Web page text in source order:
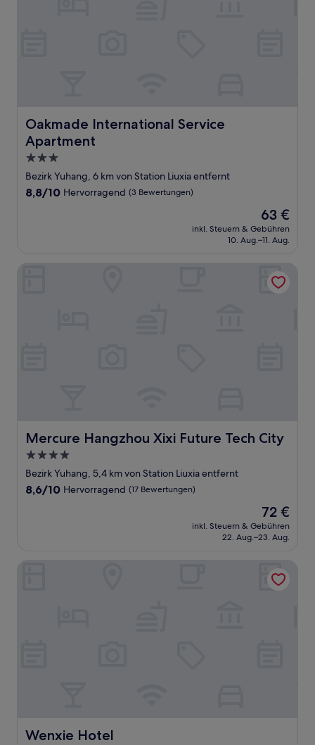
Oakmade International Service
Apartment
Oakmade International Service Apartment
3.0-
Sterne-
Unterkunft
Bezirk Yuhang, 6 km von Station Liuxia entfernt
8.8
8,8/10 Hervorragend (3 Bewertungen)
Der
Preis
beträgt
63 €
inkl. Steuern & Gebühren
10. Aug.–11. Aug.
Mercure Hangzhou Xixi Future Tech City
Mercure Hangzhou Xixi Future Tech City
4.0-
Sterne-
Unterkunft
Bezirk Yuhang, 5,4 km von Station Liuxia entfernt
8.6
8,6/10 Hervorragend (17 Bewertungen)
Der
Preis
beträgt
72 €
inkl. Steuern & Gebühren
22. Aug.–23. Aug.
Wenxie Hotel
Wenxie Hotel